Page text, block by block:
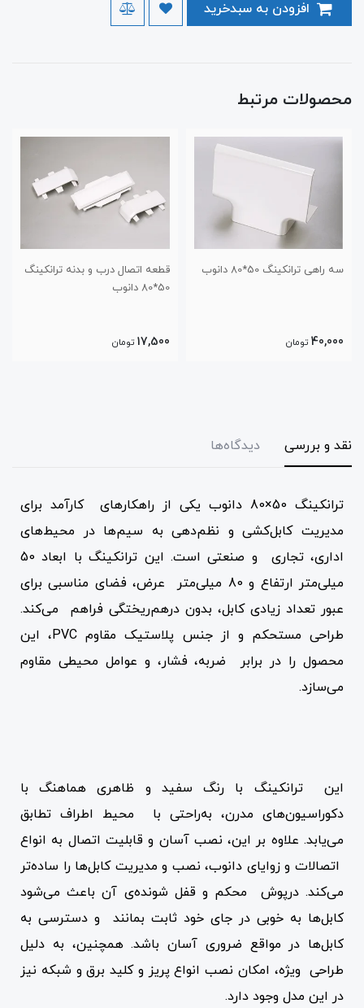
محصولات مرتبط
سه راهی ترانکینگ 50*80 دانوب
40,000 تومان
قطعه اتصال درب و بدنه ترانکینگ
50*80 دانوب
17,500 تومان
نقد و بررسی دیدگاه‌ها
ترانکینگ 50×80 دانوب یکی از راهکارهای کارآمد برای
مدیریت کابل‌کشی و نظم‌دهی به سیم‌ها در محیط‌های
اداری، تجاری و صنعتی است. این ترانکینگ با ابعاد 50
میلی‌متر ارتفاع و 80 میلی‌متر عرض، فضای مناسبی برای
عبور تعداد زیادی کابل، بدون درهم‌ریختگی فراهم می‌کند.
طراحی مستحکم و از جنس پلاستیک مقاوم PVC، این
محصول را در برابر ضربه، فشار، و عوامل محیطی مقاوم
می‌سازد.
این ترانکینگ با رنگ سفید و ظاهری هماهنگ با
دکوراسیون‌های مدرن، به‌راحتی با محیط اطراف تطابق
می‌یابد. علاوه بر این، نصب آسان و قابلیت اتصال به انواع
اتصالات و زوایای دانوب، نصب و مدیریت کابل‌ها را ساده‌تر
می‌کند. درپوش محکم و قفل شونده‌ی آن باعث می‌شود
کابل‌ها به خوبی در جای خود ثابت بمانند و دسترسی به
کابل‌ها در مواقع ضروری آسان باشد. همچنین، به دلیل
طراحی ویژه، امکان نصب انواع پریز و کلید برق و شبکه نیز
در این مدل وجود دارد.